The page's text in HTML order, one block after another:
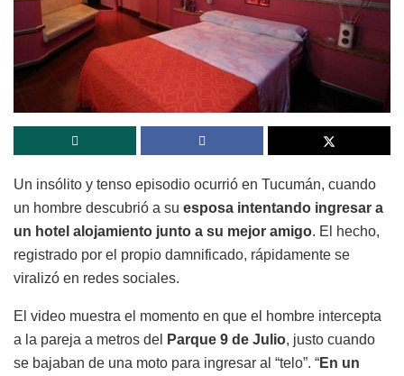
Un insólito y tenso episodio ocurrió en Tucumán, cuando
un hombre descubrió a su esposa intentando ingresar a
un hotel alojamiento junto a su mejor amigo. El hecho,
registrado por el propio damnificado, rápidamente se
viralizó en redes sociales.
El video muestra el momento en que el hombre intercepta
a la pareja a metros del
Parque 9 de Julio, justo cuando
se bajaban de una moto para ingresar al “telo”. “En un